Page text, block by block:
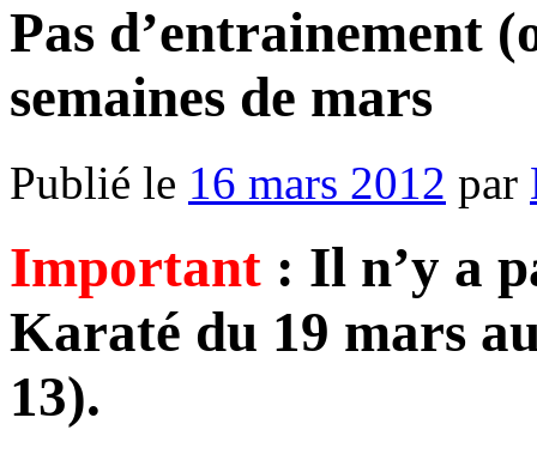
Pas d’entrainement
semaines de mars
Publié le 16 mars 2012 par
Important : Il n’y a
Karaté du 19 mars
13).